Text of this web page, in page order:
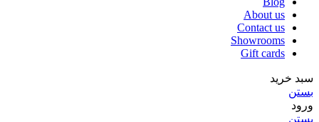
About us
Contact us
Showrooms
Gift cards
سبد خرید
بستن
ورود
بستن